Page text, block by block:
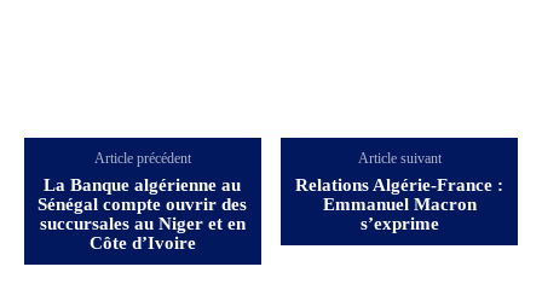
Article précédent
La Banque algérienne au
Sénégal compte ouvrir des
succursales au Niger et en
Côte d’Ivoire
Article suivant
Relations Algérie-France :
Emmanuel Macron
s’exprime